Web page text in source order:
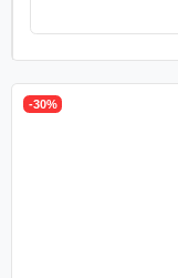
-30%